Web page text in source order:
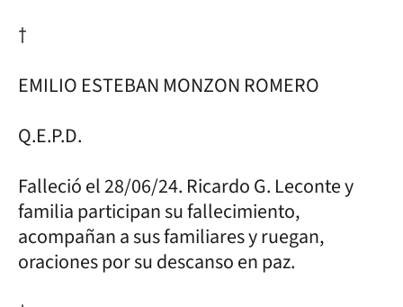
†
EMILIO ESTEBAN MONZON ROMERO
Q.E.P.D.
Falleció el 28/06/24. Ricardo G. Leconte y
familia participan su fallecimiento,
acompañan a sus familiares y ruegan,
oraciones por su descanso en paz.